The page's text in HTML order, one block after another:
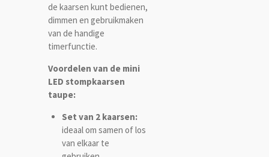
de kaarsen kunt bedienen,
dimmen en gebruikmaken
van de handige
timerfunctie.
Voordelen van de mini
LED stompkaarsen
taupe:
Set van 2 kaarsen:
ideaal om samen of los
van elkaar te